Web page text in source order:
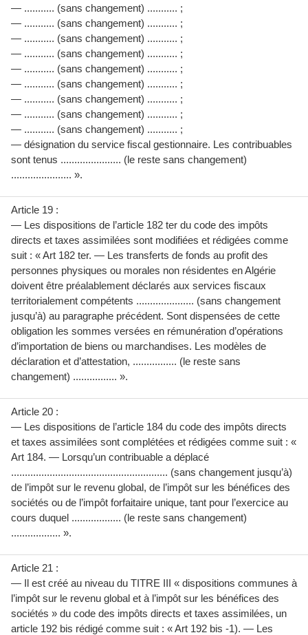
— ........... (sans changement) ........... ;
— ........... (sans changement) ........... ;
— ........... (sans changement) ........... ;
— ........... (sans changement) ........... ;
— ........... (sans changement) ........... ;
— ........... (sans changement) ........... ;
— ........... (sans changement) ........... ;
— ........... (sans changement) ........... ;
— ........... (sans changement) ........... ;
— désignation du service fiscal gestionnaire. Les contribuables
sont tenus ...................... (le reste sans changement)
...................... ».
Article 19 :
— Les dispositions de l’article 182 ter du code des impôts
directs et taxes assimilées sont modifiées et rédigées comme
suit : « Art 182 ter. — Les transferts de fonds au profit des
personnes physiques ou morales non résidentes en Algérie
doivent être préalablement déclarés aux services fiscaux
territorialement compétents ..................... (sans changement
jusqu’à) au paragraphe précédent. Sont dispensées de cette
obligation les sommes versées en rémunération d’opérations
d’importation de biens ou marchandises. Les modèles de
déclaration et d’attestation, ................ (le reste sans
changement) ................ ».
Article 20 :
— Les dispositions de l’article 184 du code des impôts directs
et taxes assimilées sont complétées et rédigées comme suit : «
Art 184. — Lorsqu’un contribuable a déplacé
......................................................... (sans changement jusqu’à)
de l’impôt sur le revenu global, de l’impôt sur les bénéfices des
sociétés ou de l’impôt forfaitaire unique, tant pour l’exercice au
cours duquel .................. (le reste sans changement)
.................. ».
Article 21 :
— Il est créé au niveau du TITRE III « dispositions communes à
l’impôt sur le revenu global et à l’impôt sur les bénéfices des
sociétés » du code des impôts directs et taxes assimilées, un
article 192 bis rédigé comme suit : « Art 192 bis -1). — Les